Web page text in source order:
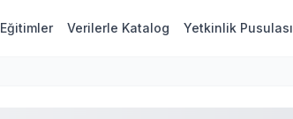
Eğitimler Verilerle Katalog Yetkinlik Pusulası